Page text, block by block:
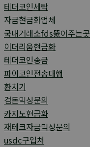
테더코인세탁
자금현금화업체
국내거래소fds뚫어주는곳
이더리움현금화
테더코인송금
파이코인전송대행
환치기
검돈믹싱문의
카지노현금화
재테크자금믹싱문의
usdc구입처